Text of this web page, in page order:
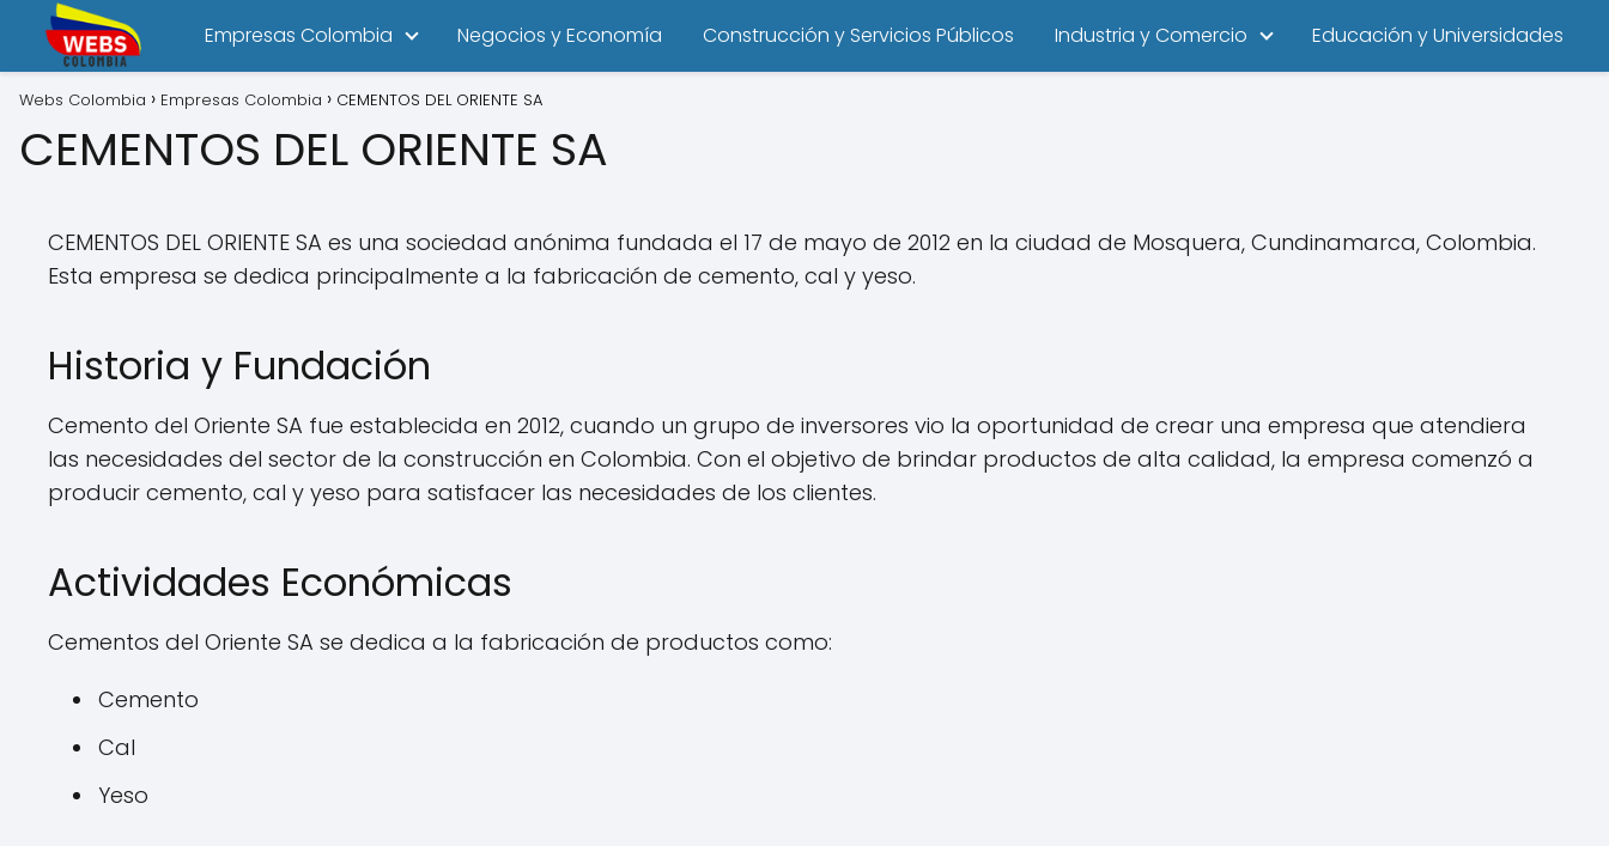
Empresas Colombia Negocios y Economía Construcción y Servicios Públicos Industria y Comercio Educación y Universidades
Webs Colombia Empresas Colombia CEMENTOS DEL ORIENTE SA
CEMENTOS DEL ORIENTE SA
CEMENTOS DEL ORIENTE SA es una sociedad anónima fundada el 17 de mayo de 2012 en la ciudad de Mosquera, Cundinamarca, Colombia.
Esta empresa se dedica principalmente a la fabricación de cemento, cal y yeso.
Historia y Fundación
Cemento del Oriente SA fue establecida en 2012, cuando un grupo de inversores vio la oportunidad de crear una empresa que atendiera
las necesidades del sector de la construcción en Colombia. Con el objetivo de brindar productos de alta calidad, la empresa comenzó a
producir cemento, cal y yeso para satisfacer las necesidades de los clientes.
Actividades Económicas
Cementos del Oriente SA se dedica a la fabricación de productos como:
Cemento
Cal
Yeso